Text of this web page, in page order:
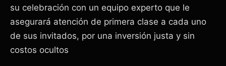
su celebración con un equipo experto que le
asegurará atención de primera clase a cada uno
de sus invitados, por una inversión justa y sin
costos ocultos